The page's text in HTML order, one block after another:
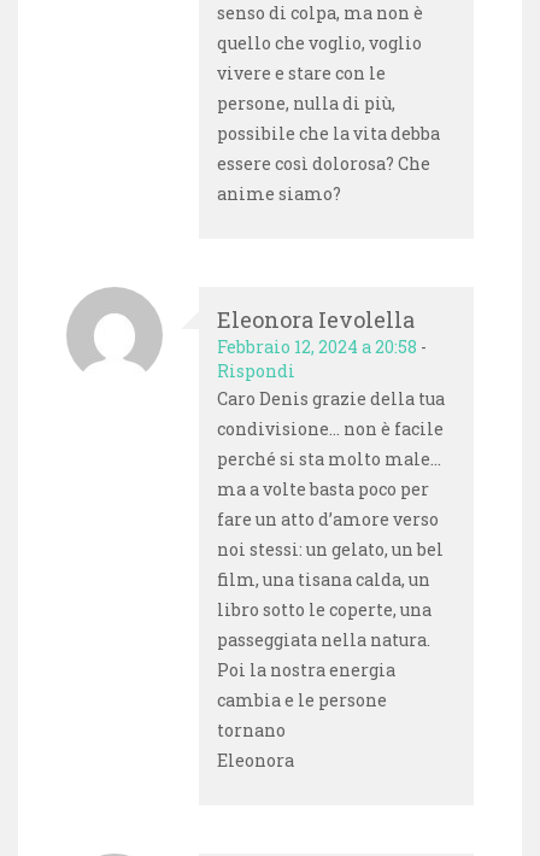
senso di colpa, ma non è
quello che voglio, voglio
vivere e stare con le
persone, nulla di più,
possibile che la vita debba
essere così dolorosa? Che
anime siamo?
Eleonora Ievolella
Febbraio 12, 2024 a 20:58 -
Rispondi
Caro Denis grazie della tua
condivisione… non è facile
perché si sta molto male…
ma a volte basta poco per
fare un atto d’amore verso
noi stessi: un gelato, un bel
film, una tisana calda, un
libro sotto le coperte, una
passeggiata nella natura.
Poi la nostra energia
cambia e le persone
tornano
Eleonora